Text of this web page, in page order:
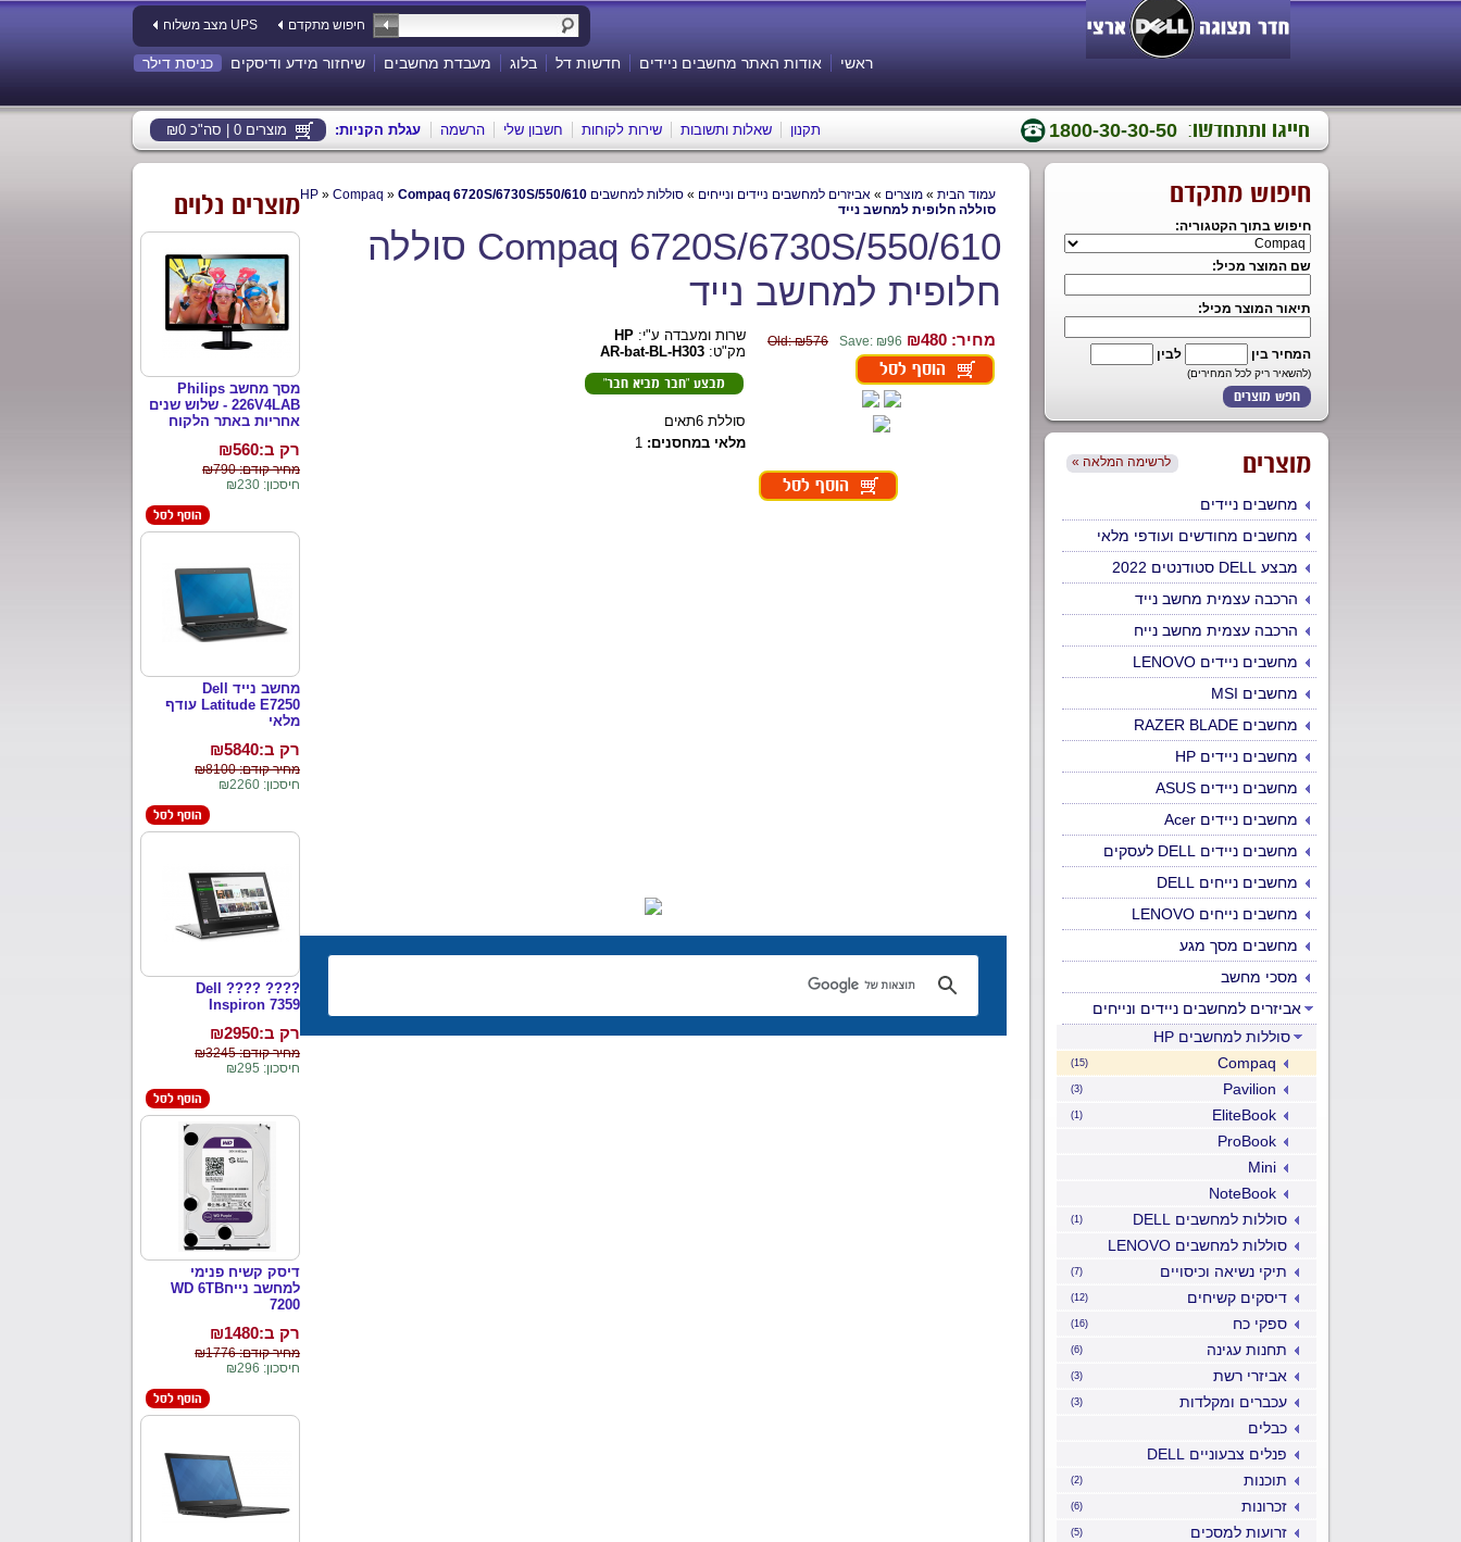
חיפוש מתקדם מצב משלוח UPS
כניסת דילר שיחזור מידע ודיסקים מעבדת מחשבים בלוג חדשות דל אודות האתר מחשבים ניידים ראשי
מוצרים 0 | סה"כ ₪0 :עגלת הקניות הרשמה חשבון שלי שירות לקוחות שאלות ותשובות תקנון חייגו ותתחדשו: 1800-30-30-50
חיפוש מתקדם
חיפוש בתוך הקטגוריה:
שם המוצר מכיל:
תיאור המוצר מכיל:
המחיר בין לבין
(להשאיר ריק לכל המחירים)
« לרשימה המלאה מוצרים
מחשבים ניידים
מחשבים מחודשים ועודפי מלאי
מבצע DELL סטודנטים 2022
הרכבה עצמית מחשב נייד
הרכבה עצמית מחשב נייח
מחשבים ניידים LENOVO
מחשבים MSI
מחשבים RAZER BLADE
מחשבים ניידים HP
מחשבים ניידים ASUS
מחשבים ניידים Acer
מחשבים ניידים DELL לעסקים
מחשבים נייחים DELL
מחשבים נייחים LENOVO
מחשבים מסך מגע
מסכי מחשב
אביזרים למחשבים ניידים ונייחים
סוללות למחשבים HP
(15) Compaq
(3) Pavilion
(1)
EliteBook
ProBook
Mini
NoteBook
(1)
סוללות למחשבים DELL
סוללות למחשבים LENOVO
(7) תיקי נשיאה וכיסויים
(12) דיסקים קשיחים
(16) ספקי כח
(6) תחנות עגינה
(3) אביזרי רשת
(3)
עכברים ומקלדות
כבלים
פנלים צבעוניים DELL
(2) תוכנות
(6) זכרונות
(5) זרועות למסכים
עמוד הבית » מוצרים » אביזרים למחשבים ניידים ונייחים » סוללות למחשבים HP » Compaq » Compaq 6720S/6730S/550/610
סוללה חלופית למחשב נייד
Compaq 6720S/6730S/550/610 סוללה
חלופית למחשב נייד
מחיר: ₪ 480
Old: ₪576 Save: ₪96 שרות ומעבדה ע"י: HP
מק"ט: AR-bat-BL-H303
מבצע "חבר מביא חבר"
סוללת 6תאים
מלאי במחסנים:
מוצרים נלוים
מסך מחשב Philips
226V4LAB - שלוש שנים
אחריות באתר הלקוח
רק ב:₪560
מחיר קודם: ₪790
חיסכון: ₪230
מחשב נייד Dell
Latitude E7250 עודף
מלאי
רק ב:₪5840
מחיר קודם: ₪8100
חיסכון: ₪2260
???? ???? Dell
Inspiron 7359
רק ב:₪2950
מחיר קודם: ₪3245
חיסכון: ₪295
דיסק קשיח פנימי
למחשב נייחWD 6TB
7200
רק ב:₪1480
מחיר קודם: ₪1776
חיסכון: ₪296